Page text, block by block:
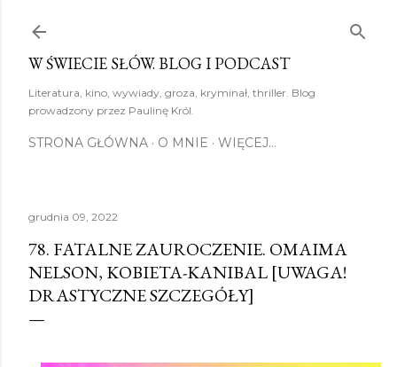
W ŚWIECIE SŁÓW. BLOG I PODCAST
Literatura, kino, wywiady, groza, kryminał, thriller. Blog
prowadzony przez Paulinę Król.
STRONA GŁÓWNA O MNIE WIĘCEJ…
grudnia 09, 2022
78. FATALNE ZAUROCZENIE. OMAIMA
NELSON, KOBIETA-KANIBAL [UWAGA!
DRASTYCZNE SZCZEGÓŁY]